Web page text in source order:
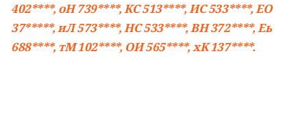
402****, оН 739****, КС 513****, ИС 533****, ЕО
37*****, иЛ 573****, НС 533****, ВН 372****, Еь
688****, тМ 102****, ОИ 565****, хК 137****.